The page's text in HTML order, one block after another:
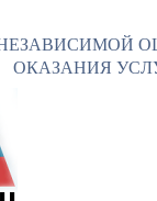
ОКАЗАНИЯ